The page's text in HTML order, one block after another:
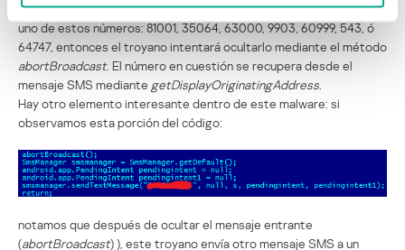
números particulares. Si aparece un mensaje SMS entrante desde
uno de estos números: 81001, 35064, 63000, 9903, 60999, 543, ó
64747, entonces el troyano intentará ocultarlo mediante el método
abortBroadcast. El número en cuestión se recupera desde el
mensaje SMS mediante getDisplayOriginatingAddress
Hay otro elemento interesante dentro de este malware: si
observamos esta porción del código:
notamos que después de ocultar el mensaje entrante
(abortBroadcast) ), este troyano envía otro mensaje SMS a un